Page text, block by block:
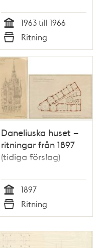
Tid
1963 till 1966
Typ
Ritning
Daneliuska huset –
ritningar från 1897
(tidiga förslag)
Tid
1897
Typ
Ritning